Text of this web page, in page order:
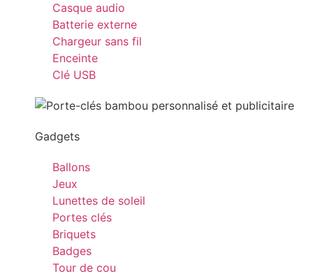
Casque audio
Batterie externe
Chargeur sans fil
Enceinte
Clé USB
Gadgets
Ballons
Jeux
Lunettes de soleil
Portes clés
Briquets
Badges
Tour de cou